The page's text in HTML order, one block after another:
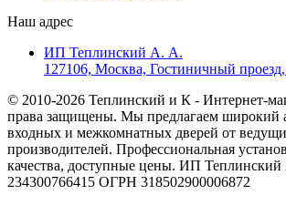
Наш адрес
ИП Теплинский А. А.
127106, Москва, Гостиничный
© 2010-2026 Теплинский и К - Интернет-
права защищены. Мы предлагаем широкий
входных и межкомнатных дверей от
производителей. Профессиональная
качества, доступные цены. ИП
234300766415 ОГРН 318502900006872